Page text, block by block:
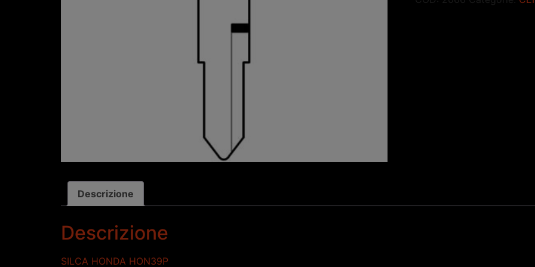
Descrizione
Descrizione
SILCA HONDA HON39P